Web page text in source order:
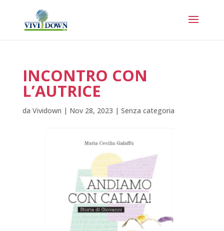
INCONTRO CON
L’AUTRICE
da Vividown | Nov 28, 2023 | Senza categoria